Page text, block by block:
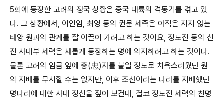
5회에 등장한 고려의 정국 상황은 중국 대륙의 격동기를 겪고 있
다. 그 상황에서, 이인임, 최영 등의 권문 세족은 아직은 지지 않는
태양 원과의 관계를 잘 이끌어 가려고 하는 것이요, 정도전 등의 신
진 사대부 세력은 새롭게 등장하는 명에 의지하려고 하는 것이다.
물론 고려의 임금 앞에 충(忠)자를 붙일 정도로 치욕스러웠던 원
의 지배를 무시할 수는 없지만, 이후 조선이라는 나라를 지배했던
명나라에 대한 사대 정신을 짚어 보건대, 결코 정도전 세력의 친명